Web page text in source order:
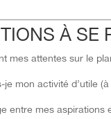
À SE
mes attentes sur le
je mon activité d’utile
entre mes aspirations